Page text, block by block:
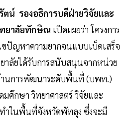
น์ รองอธิการบดีฝ่ายวิจัยและ
ทยาลัยทักษิณ เปิดเผยว่า โครงการ
ปัญหาความยากจนแบบเบ็ดเสร็จ
าลัยได้รับการสนับสนุนจากหน่วย
นการพัฒนาระดับพื้นที่ (บพท.)
มศึกษา วิทยาศาสตร์ วิจัยและ
ำในพื้นที่จังหวัดพัทลุง ซึ่งจะมี